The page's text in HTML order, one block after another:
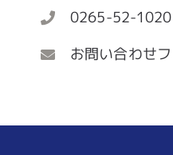
0265-52-1020
お問い合わせ